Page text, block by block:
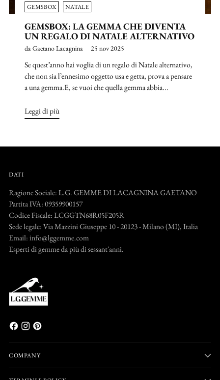
GEMSBOX NATALE
GEMSBOX: LA GEMMA CHE DIVENTA
UN REGALO DI NATALE ALTERNATIVO
da Gaetano Lacagnina 25 nov 2025
Se quest’anno hai voglia di un regalo di Natale alternativo,
che non sia l’ennesimo oggetto usa e getta, prova a pensare
a una gemma.E, se vuoi che quella gemma abbia...
Leggi di più
DATI
Ragione Sociale: L.G. GEMME DI LACAGNINA GAETANO
Partita IVA: 09359900157
Codice Fiscale: LCGGTN68R05F205R
Sede legale: Via Mazzini Giuseppe 10 - 20123 - Milano (MI), Italia
Email: info@lggemme.com
Esperti di gemme da più di sessant'anni.
COMPANY